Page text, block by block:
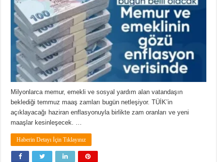
Milyonlarca memur, emekli ve sosyal yardım alan vatandaşın
beklediği temmuz maaş zamları bugün netleşiyor. TÜİK’in
açıklayacağı haziran enflasyonuyla birlikte zam oranları ve yeni
maaşlar kesinleşecek. …
Haberin Detayı İçin Tıklayınız